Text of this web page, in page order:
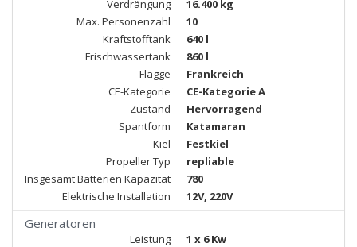
Verdrängung
16.400 kg
Max. Personenzahl
10
Kraftstofftank
640 l
Frischwassertank
860 l
Flagge
Frankreich
CE-Kategorie
CE-Kategorie A
Zustand
Hervorragend
Spantform
Katamaran
Kiel
Festkiel
Propeller Typ
repliable
Insgesamt Batterien Kapazität
780
Elektrische Installation
12V, 220V
Generatoren
Leistung
1 x 6 Kw